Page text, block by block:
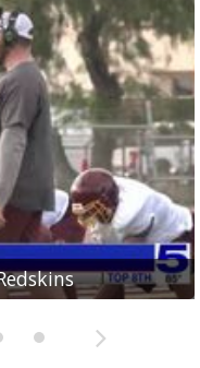
Pace Vikings
Bobcats
St. Joseph